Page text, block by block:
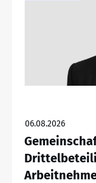
06.08.2026